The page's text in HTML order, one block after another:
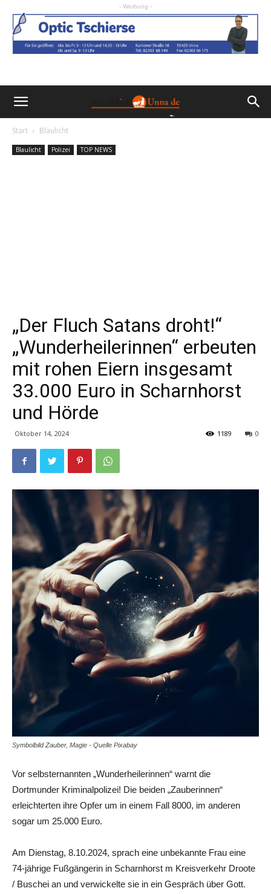
- Werbung -
Start Blaulicht
Blaulicht Polizei TOP NEWS
„Der Fluch Satans droht!“
„Wunderheilerinnen“ erbeuten
mit rohen Eiern insgesamt
33.000 Euro in Scharnhorst
und Hörde
Oktober 14, 2024 0
1189
Symbolbild Zauber, Magie - Quelle Pixabay
Vor selbsternannten „Wunderheilerinnen“ warnt die
Dortmunder Kriminalpolizei! Die beiden „Zauberinnen“
erleichterten ihre Opfer um in einem Fall 8000, im anderen
sogar um 25.000 Euro.
Am Dienstag, 8.10.2024, sprach eine unbekannte Frau eine
74-jährige Fußgängerin in Scharnhorst m Kreisverkehr Droote
/ Buschei an und verwickelte sie in ein Gespräch über Gott.